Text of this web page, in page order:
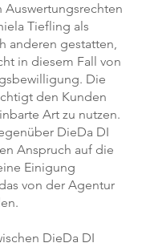
Tiefling als
anderen gestatten,
in diesem Fall von
Die
den Kunden
Art zu nutzen.
DieDa DI
Anspruch auf die
Einigung
von der Agentur
DieDa DI